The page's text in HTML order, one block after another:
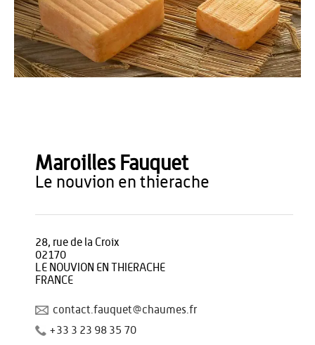
OT du Pays de Thiérache
Maroilles Fauquet
le nouvion en thierache
28, rue de la Croix
02170
LE NOUVION EN THIERACHE
FRANCE
contact.fauquet@chaumes.fr
+33 3 23 98 35 70